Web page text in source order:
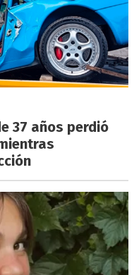
37 años perdió